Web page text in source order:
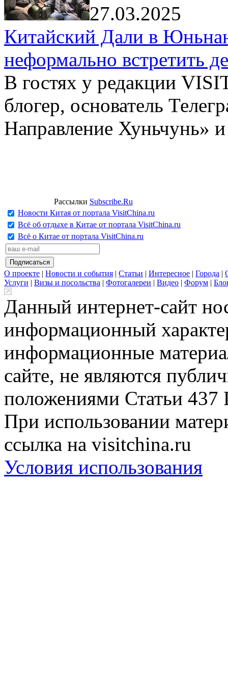
27.03.2025
Китайский Дали в
неформально встретить
В гостях у редакции
блогер, основатель
Направление Хуньчунь»
Рассылки Subscribe.Ru
Новости Китая от портала VisitChina.ru
Всё об отдыхе в Китае от портала VisitChina.ru
Всё о Китае от портала VisitChina.ru
О проекте | Новости и события | Статьи | Интересное | Города |
Услуги | Визы и посольства | Фотогалереи | Видео | Форум |
Данный интернет-сайт
информационный
информационные
сайте, не являются
положениями Статьи 437
При использовании
ссылка на visitchina.ru
Условия использования